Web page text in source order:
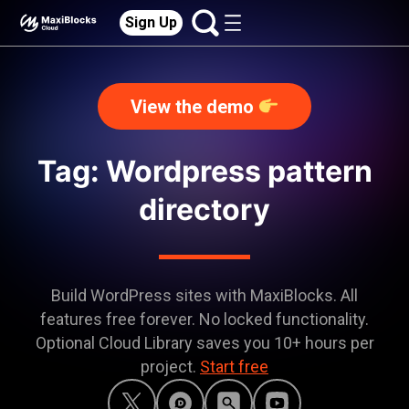
Sign Up
View the demo
Tag: Wordpress pattern
directory
Build WordPress sites with MaxiBlocks. All
features free forever. No locked functionality.
Optional Cloud Library saves you 10+ hours per
project. Start free